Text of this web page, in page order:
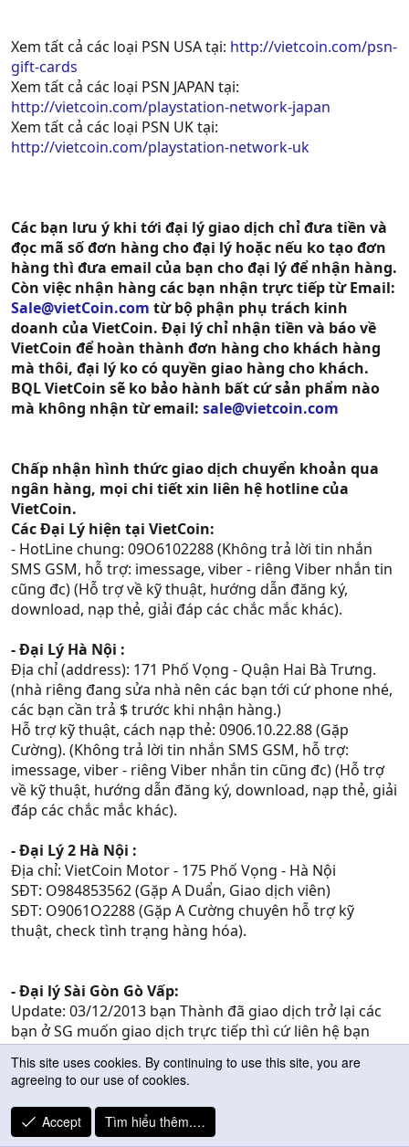
Xem tất cả các loại PSN USA tại: http://vietcoin.com/psn-
gift-cards
Xem tất cả các loại PSN JAPAN tại:
http://vietcoin.com/playstation-network-japan
Xem tất cả các loại PSN UK tại:
http://vietcoin.com/playstation-network-uk
Các bạn lưu ý khi tới đại lý giao dịch chỉ đưa tiền và
đọc mã số đơn hàng cho đại lý hoặc nếu ko tạo đơn
hàng thì đưa email của bạn cho đại lý để nhận hàng.
Còn việc nhận hàng các bạn nhận trực tiếp từ Email:
Sale@vietCoin.com từ bộ phận phụ trách kinh
doanh của VietCoin. Đại lý chỉ nhận tiền và báo về
VietCoin để hoàn thành đơn hàng cho khách hàng
mà thôi, đại lý ko có quyền giao hàng cho khách.
BQL VietCoin sẽ ko bảo hành bất cứ sản phẩm nào
mà không nhận từ email: sale@vietcoin.com
Chấp nhận hình thức giao dịch chuyển khoản qua
ngân hàng, mọi chi tiết xin liên hệ hotline của
VietCoin.
Các Đại Lý hiện tại VietCoin:
- HotLine chung: 09O6102288 (Không trả lời tin nhắn
SMS GSM, hỗ trợ: imessage, viber - riêng Viber nhắn tin
cũng đc) (Hỗ trợ về kỹ thuật, hướng dẫn đăng ký,
download, nạp thẻ, giải đáp các chắc mắc khác).
- Đại Lý Hà Nội :
Địa chỉ (address): 171 Phố Vọng - Quận Hai Bà Trưng.
(nhà riêng đang sửa nhà nên các bạn tới cứ phone nhé,
các bạn cần trả $ trước khi nhận hàng.)
Hỗ trợ kỹ thuật, cách nạp thẻ: 0906.10.22.88 (Gặp
Cường). (Không trả lời tin nhắn SMS GSM, hỗ trợ:
imessage, viber - riêng Viber nhắn tin cũng đc) (Hỗ trợ
về kỹ thuật, hướng dẫn đăng ký, download, nạp thẻ, giải
đáp các chắc mắc khác).
- Đại Lý 2 Hà Nội :
Địa chỉ: VietCoin Motor - 175 Phố Vọng - Hà Nội
SĐT: O984853562 (Gặp A Duẩn, Giao dịch viên)
SĐT: O9061O2288 (Gặp A Cường chuyên hỗ trợ kỹ
thuật, check tình trạng hàng hóa).
- Đại lý Sài Gòn Gò Vấp:
Update: 03/12/2013 bạn Thành đã giao dịch trở lại các
bạn ở SG muốn giao dịch trực tiếp thì cứ liên hệ bạn
Thành nhé.
Địa chỉ (address): Số nhà 111 - Đường số 1 - phường 11 -
Gò Vấp , TP HCM. (nhà riêng, các bạn cần trả $ trước khi
nhận hàng.)
Số Điện Thoại: O937775286 (gặp A. Thành, chỉ gọi thôi
This site uses cookies. By continuing to use this site, you are
agreeing to our use of cookies.
Accept Tìm hiểu thêm.…